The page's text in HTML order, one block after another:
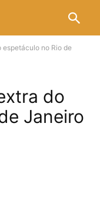
espetáculo no Rio de
do
Janeiro